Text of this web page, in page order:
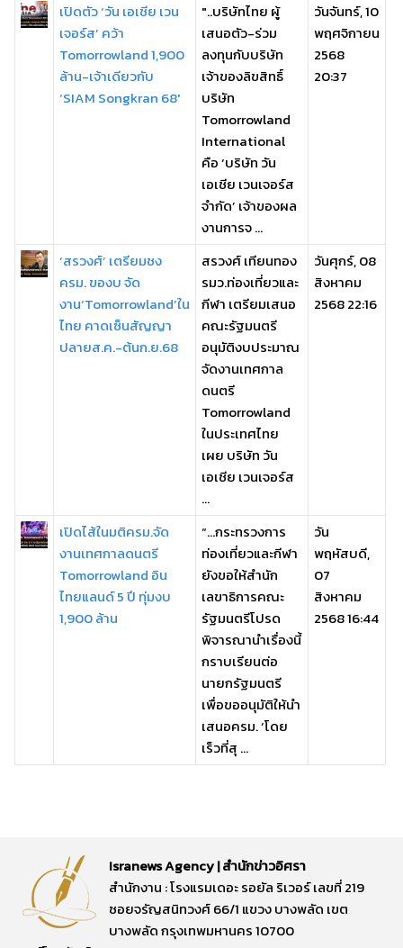
เปิดตัว ‘วัน เอเชีย เวน
เจอร์ส’ คว้า
Tomorrowland 1,900
ล้าน-เจ้าเดียวกับ
‘SIAM Songkran 68'
"..บริษัทไทย ผู้
เสนอตัว-ร่วม
ลงทุนกับบริษัท
เจ้าของลิขสิทธิ์
บริษัท
Tomorrowland
International
คือ ‘บริษัท วัน
เอเชีย เวนเจอร์ส
จำกัด’ เจ้าของผล
งานการจ ...
วันจันทร์, 10
พฤศจิกายน
2568
20:37
‘สรวงศ์’ เตรียมชง
ครม. ของบ จัด
งาน‘Tomorrowland’ใน
ไทย คาดเซ็นสัญญา
ปลายส.ค.-ต้นก.ย.68
สรวงศ์ เทียนทอง
รมว.ท่องเที่ยวและ
กีฬา เตรียมเสนอ
คณะรัฐมนตรี
อนุมัติงบประมาณ
จัดงานเทศกาล
ดนตรี
Tomorrowland
ในประเทศไทย
เผย บริษัท วัน
เอเชีย เวนเจอร์ส
...
วันศุกร์, 08
สิงหาคม
2568 22:16
เปิดไส้ในมติครม.จัด
งานเทศกาลดนตรี
Tomorrowland อิน
ไทยแลนด์ 5 ปี ทุ่มงบ
1,900 ล้าน
“…กระทรวงการ
ท่องเที่ยวและกีฬา
ยังขอให้สำนัก
เลขาธิการคณะ
รัฐมนตรีโปรด
พิจารณานำเรื่องนี้
กราบเรียนต่อ
นายกรัฐมนตรี
เพื่อขออนุมัติให้นำ
เสนอครม. ‘โดย
เร็วที่สุ ...
วัน
พฤหัสบดี,
07
สิงหาคม
2568 16:44
Isranews Agency | สำนักข่าวอิศรา
สำนักงาน : โรงแรมเดอะ รอยัล ริเวอร์ เลขที่ 219
ซอยจรัญสนิทวงศ์ 66/1 แขวง บางพลัด เขต
บางพลัด กรุงเทพมหานคร 10700